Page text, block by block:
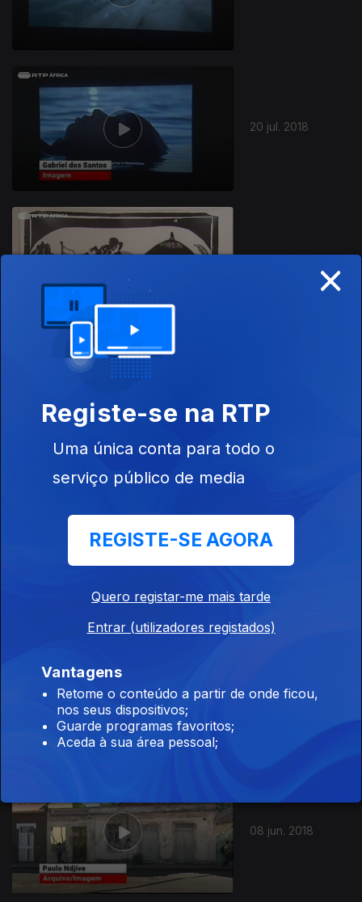
20 jul. 2018
29 jun. 2018
22 jun. 2018
15 jun. 2018
08 jun. 2018
×
Registe-se na RTP
Uma única conta para todo o
serviço público de media
REGISTE-SE AGORA
Quero registar-me mais tarde
Entrar (utilizadores registados)
Vantagens
Retome o conteúdo a partir de onde ficou,
nos seus dispositivos;
Guarde programas favoritos;
Aceda à sua área pessoal;